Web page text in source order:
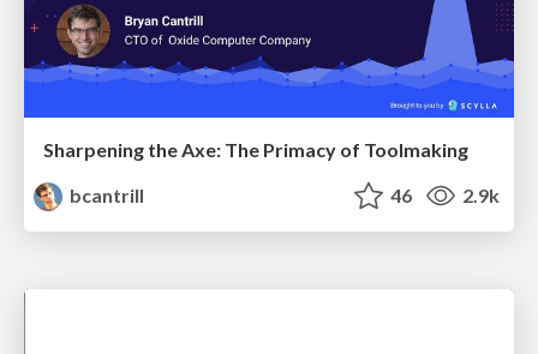
Sharpening the Axe: The Primacy of Toolmaking
bcantrill
46 2.9k